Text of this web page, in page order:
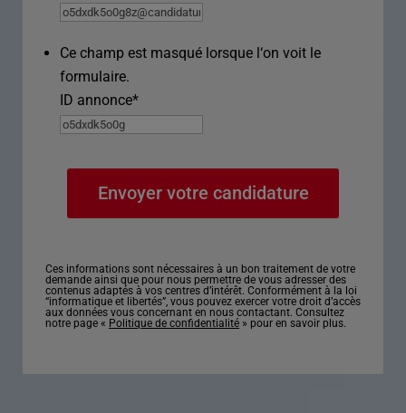
Ce champ est masqué lorsque l‘on voit le
formulaire.
ID annonce*
Ces informations sont nécessaires à un bon traitement de votre
demande ainsi que pour nous permettre de vous adresser des
contenus adaptés à vos centres d’intérêt. Conformément à la loi
“informatique et libertés”, vous pouvez exercer votre droit d’accès
aux données vous concernant en nous contactant. Consultez
notre page « Politique de confidentialité » pour en savoir plus.